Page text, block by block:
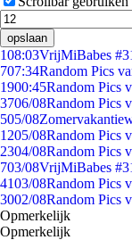
opslaan
108:03VrijMiBabes
707:34Random Pics
1900:45Random Pics
3706/08Random Pics
505/08
1205/08Random Pics
2304/08Random Pics
703/08VrijMiBabes
4103/08Random Pics
3002/08Random Pics
Opmerkelijk
Opmerkelijk